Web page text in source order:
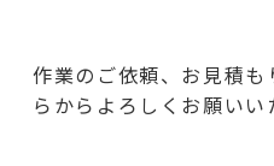
作業のご依頼、お見積
らからよろしくお願いい